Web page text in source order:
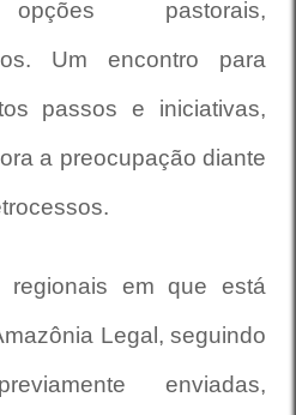
opções pastorais,
Um encontro para
passos e iniciativas,
a preocupação diante
em que está
Legal, seguindo
enviadas,